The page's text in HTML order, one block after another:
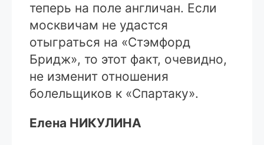
теперь на поле англичан. Если
москвичам не удастся
отыграться на «Стэмфорд
Бридж», то этот факт, очевидно,
не изменит отношения
болельщиков к «Спартаку».
Елена НИКУЛИНА